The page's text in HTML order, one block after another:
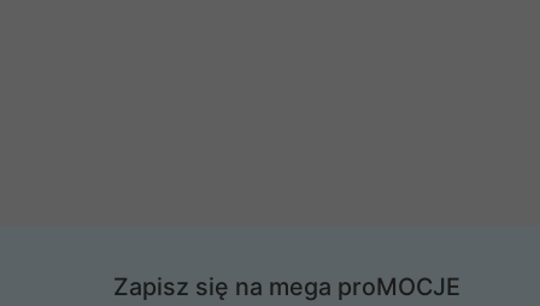
Zapisz się na mega proMOCJE